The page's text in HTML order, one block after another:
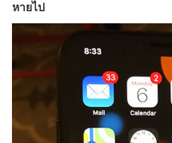
หายไป